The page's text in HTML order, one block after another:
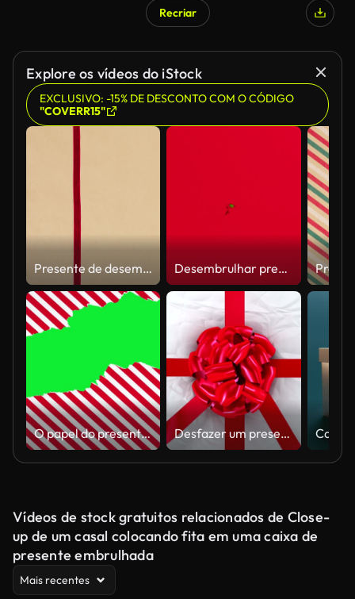
Recriar
Explore os vídeos do iStock
EXCLUSIVO: -15% DE DESCONTO COM O CÓDIGO
"COVERR15"
Presente de desembrulho revelando uma tela verde - Animação em stop motion - Fita vermelha com laço em papel artesanal Desembrulhar presente revelando uma tela verde - Animação Stop Motion - Fita verde com arco no fundo vermelho de Natal
O papel do presente de Natal é rasgado sobre o fundo verde. Animação Stop Motion. Maquete para descontos, texto etc Desfazer um presente. cinco animações 3d
Vídeos de stock gratuitos relacionados de Close-
up de um casal colocando fita em uma caixa de
presente embrulhada
Mais recentes